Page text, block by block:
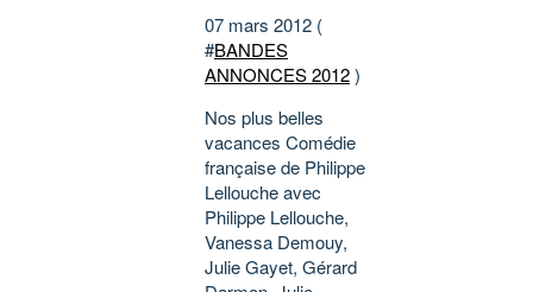
07 mars 2012 (
#BANDES
ANNONCES 2012)
Nos plus belles
vacances Comédie
française de Philippe
Lellouche avec
Philippe Lellouche,
Vanessa Demouy,
Julie Gayet, Gérard